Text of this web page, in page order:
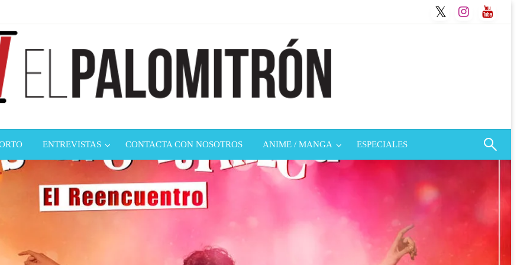
ENTREVISTAS CONTACTA CON NOSOTROS ANIME / MANGA ESPECIALES